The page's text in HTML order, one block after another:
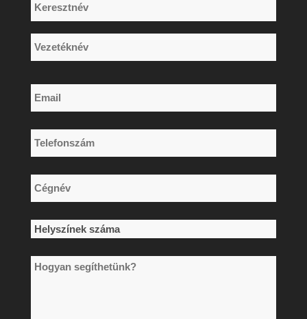
*
Keresztnév
Email
*
Telefonszám
*
Cégnév
*
Helyszínek
*Hogyan